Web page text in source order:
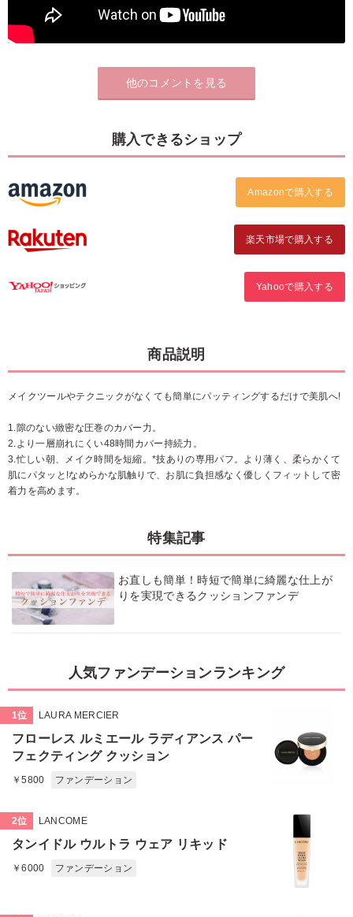
他のコメントを見る
購入できるショップ
Amazonで購入する
楽天市場で購入する
Yahooで購入する
商品説明
メイクツールやテクニックがなくても簡単にパッティングするだけで美肌へ!
1.隙のない緻密な圧巻のカバー力。
2.より一層崩れにくい48時間カバー持続力。
3.忙しい朝、メイク時間を短縮。*技ありの専用パフ。より薄く、柔らかくて
肌にパタッと!なめらかな肌触りで、お肌に負担感なく優しくフィットして密
着力を高めます。
特集記事
お直しも簡単！時短で簡単に綺麗な仕上が
りを実現できるクッションファンデ
人気ファンデーションランキング
1位 LAURA MERCIER
フローレス ルミエール ラディアンス パー
フェクティング クッション
￥5800 ファンデーション
2位 LANCOME
タンイドル ウルトラ ウェア リキッド
￥6000 ファンデーション